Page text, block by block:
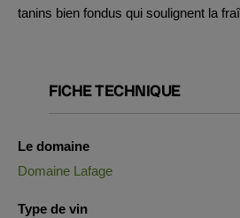
tanins bien fondus qui soulignent la
FICHE TECHNIQUE
Le domaine
Domaine Lafage
Type de vin